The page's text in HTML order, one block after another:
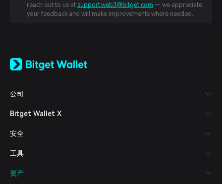
reach out to us at support.web3@bitget.com — we appreciate
your feedback and will make improvements where needed.
日本語
Español (Latinoamérica)
Italiano
Deutsch
繁體中文
Bahasa Indonesia
公司
Bitget Wallet X
安全
工具
资产